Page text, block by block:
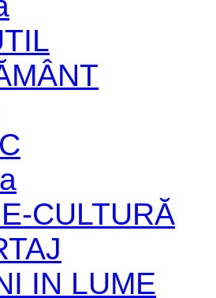
CULTURĂ
IN LUME